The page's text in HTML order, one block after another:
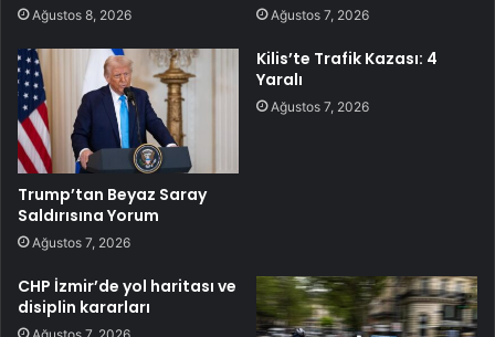
Ağustos 8, 2026 Ağustos 7, 2026
Trump’tan Beyaz Saray
Saldırısına Yorum
Ağustos 7, 2026
Kilis’te Trafik Kazası: 4
Yaralı
Ağustos 7, 2026
CHP İzmir’de yol haritası ve
disiplin kararları